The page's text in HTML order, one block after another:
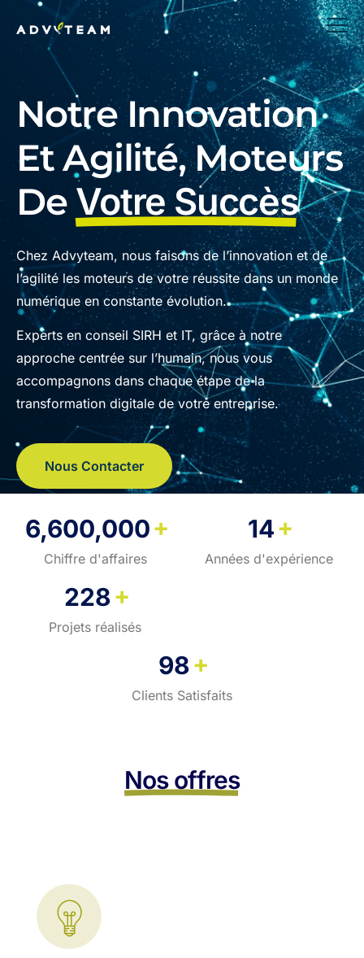
Notre Innovation
Et Agilité, Moteurs
De Votre Succès
Chez Advyteam, nous faisons de l’innovation et de
l’agilité les moteurs de votre réussite dans un monde
numérique en constante évolution.
Experts en conseil SIRH et IT, grâce à notre
approche centrée sur l’humain, nous vous
accompagnons dans chaque étape de la
transformation digitale de votre entreprise.
Nous Contacter
6,600,000+
Chiffre d'affaires
14+
Années d'expérience
228+
Projets réalisés
98+
Clients Satisfaits
Nos offres